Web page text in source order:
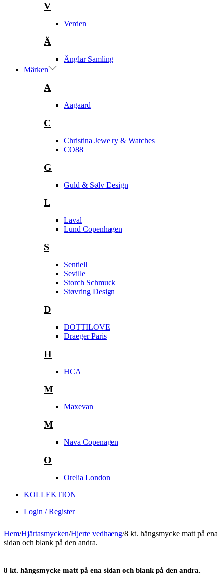
V
Verden
Ä
Änglar Samling
Märken
A
Aagaard
C
Christina Jewelry & Watches
CO88
G
Guld & Sølv Design
L
Laval
Lund Copenhagen
S
Sentiell
Seville
Storch Schmuck
Støvring Design
D
DOTTILOVE
Draeger Paris
H
HCA
M
Maxevan
M
Nava Copenagen
O
Orelia London
KOLLEKTION
Login / Register
Hem/Hjärtasmycken/Hjerte vedhaeng/8 kt. hängsmycke matt på ena
sidan och blank på den andra.
8 kt. hängsmycke matt på ena sidan och blank på den andra.